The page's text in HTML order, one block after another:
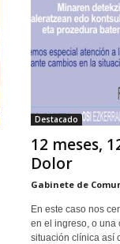
Destacado
12 meses,
Dolor
Gabinete de
En este caso nos
en el ingreso, o una
situación clínica así